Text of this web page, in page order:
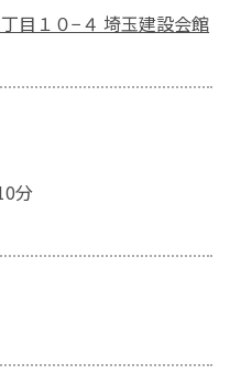
目１０−４ 埼玉建設会館
分